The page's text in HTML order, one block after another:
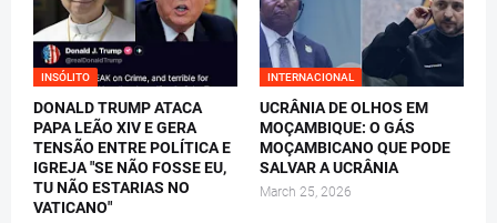
INSÓLITO
DONALD TRUMP ATACA
PAPA LEÃO XIV E GERA
TENSÃO ENTRE POLÍTICA E
IGREJA "SE NÃO FOSSE EU,
TU NÃO ESTARIAS NO
VATICANO"
INTERNACIONAL
UCRÂNIA DE OLHOS EM
MOÇAMBIQUE: O GÁS
MOÇAMBICANO QUE PODE
SALVAR A UCRÂNIA
March 25, 2026